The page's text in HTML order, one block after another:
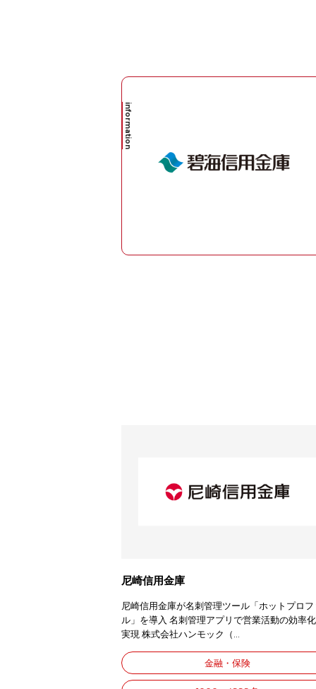
尼崎信用金庫
尼崎信用金庫が名刺管理ツール「ホットプロフ
ル」を導入 名刺管理アプリで営業活動の効率
実現 株式会社ハンモック（...
金融・保険